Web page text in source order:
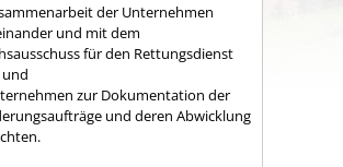
der Unternehmen
und mit dem
für den Rettungsdienst
zur Dokumentation der
und deren Abwicklung